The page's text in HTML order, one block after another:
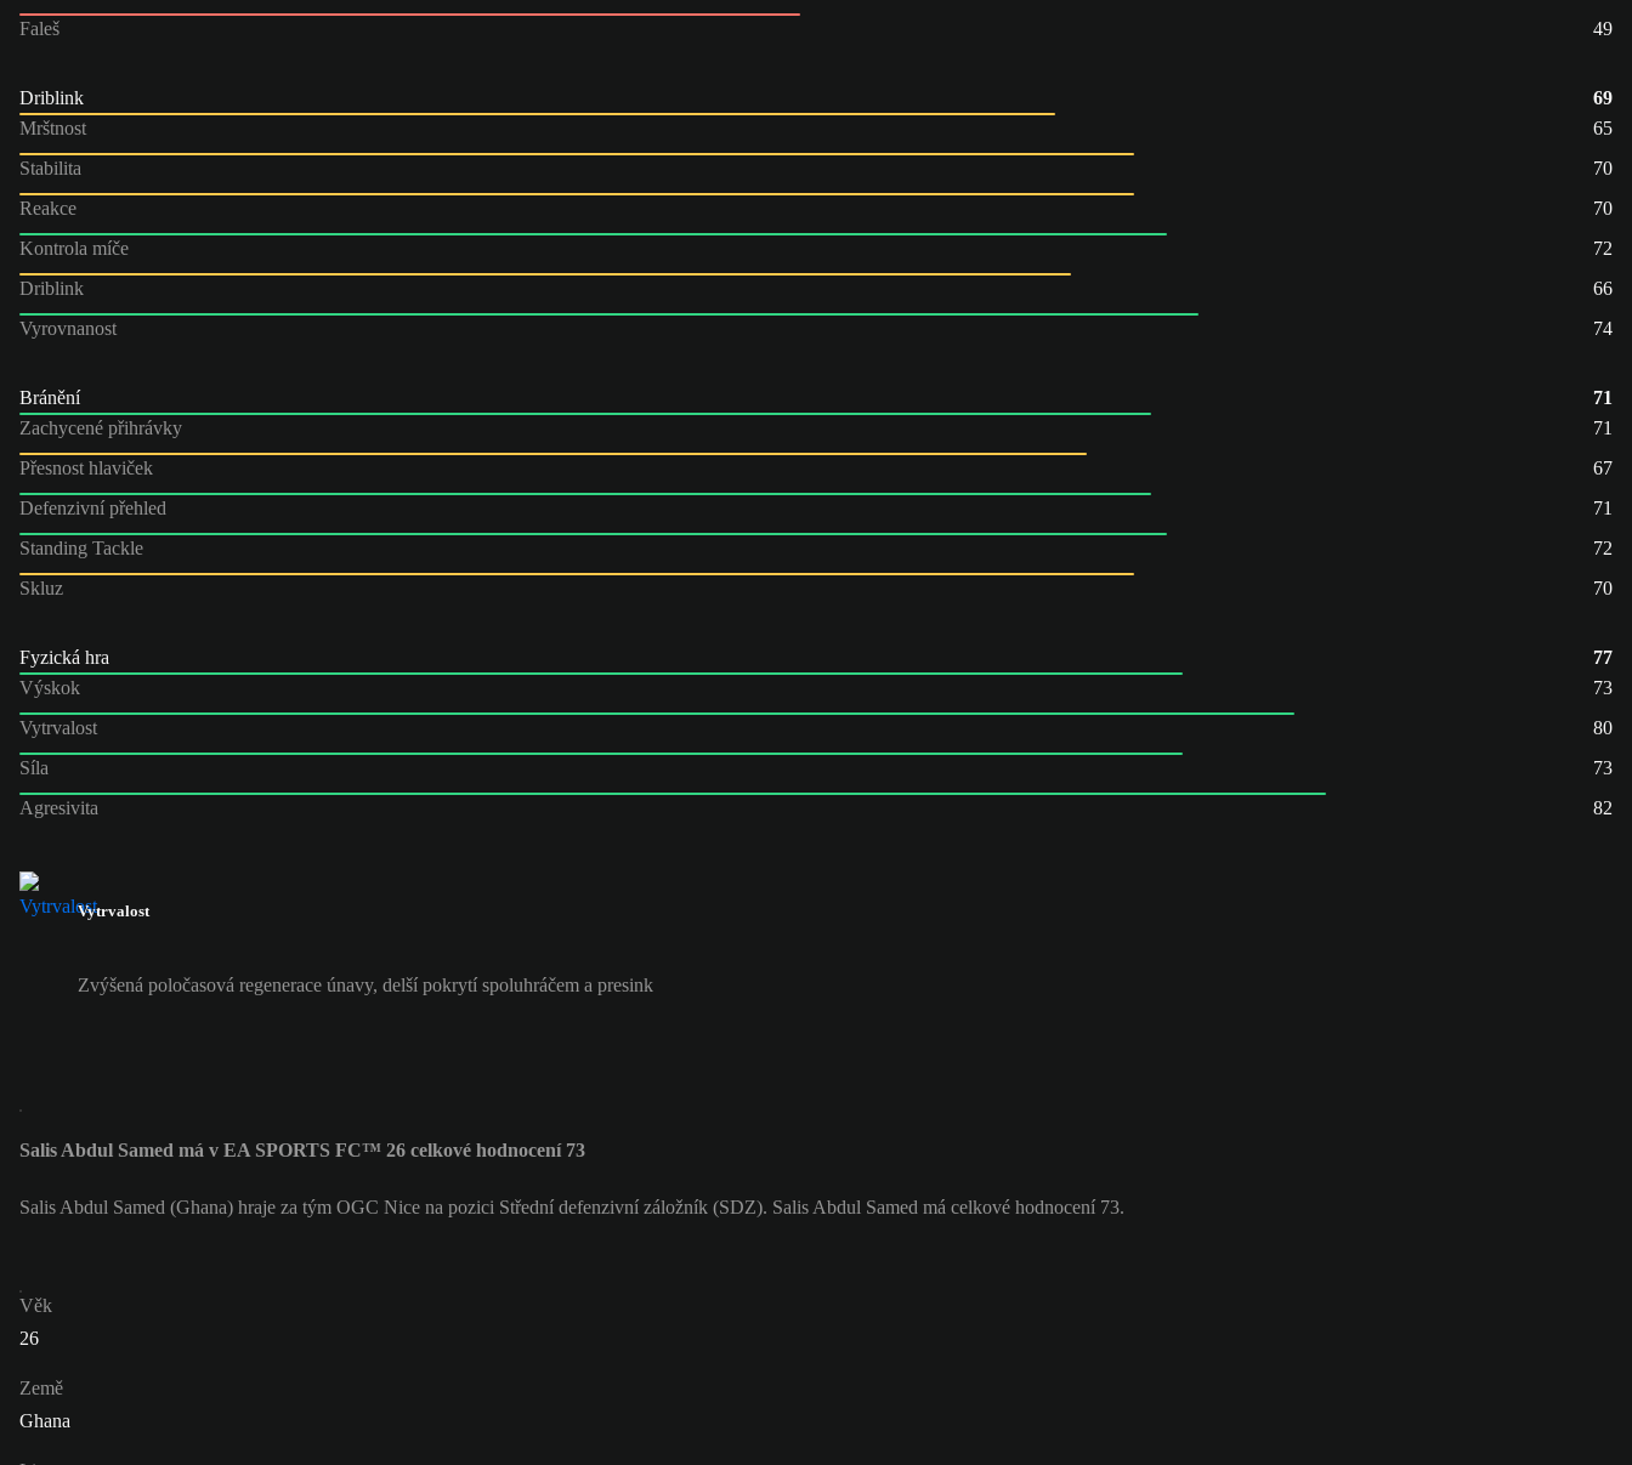
Faleš
49
Driblink
69
Mrštnost
65
Stabilita
70
Reakce
70
Kontrola míče
72
Driblink
66
Vyrovnanost
74
Bránění
71
Zachycené přihrávky
71
Přesnost hlaviček
67
Defenzivní přehled
71
Standing Tackle
72
Skluz
70
Fyzická hra
77
Výskok
73
Vytrvalost
80
Síla
73
Agresivita
82
Vytrvalost
Zvýšená poločasová regenerace únavy, delší pokrytí spoluhráčem a presink
Salis Abdul Samed má v EA SPORTS FC™ 26 celkové hodnocení 73
Salis Abdul Samed (Ghana) hraje za tým OGC Nice na pozici Střední defenzivní záložník (SDZ). Salis Abdul Samed má celkové hodnocení 73.
Věk
26
Země
Ghana